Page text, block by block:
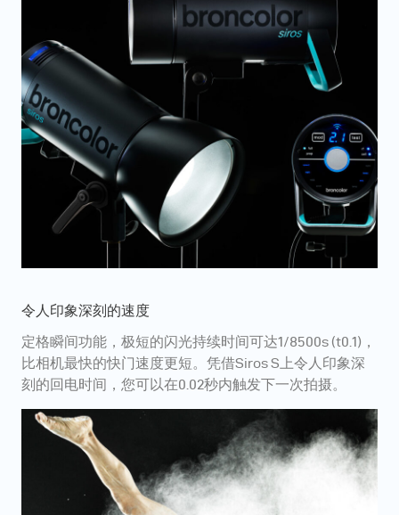
令人印象深刻的速度
定格瞬间功能，极短的闪光持续时间可达1/8500s (t0.1)，
比相机最快的快门速度更短。凭借Siros S上令人印象深
刻的回电时间，您可以在0.02秒内触发下一次拍摄。